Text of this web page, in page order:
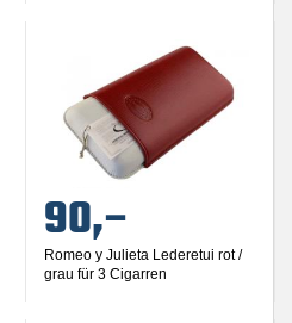
90,–
Romeo y Julieta Lederetui rot /
grau für 3 Cigarren